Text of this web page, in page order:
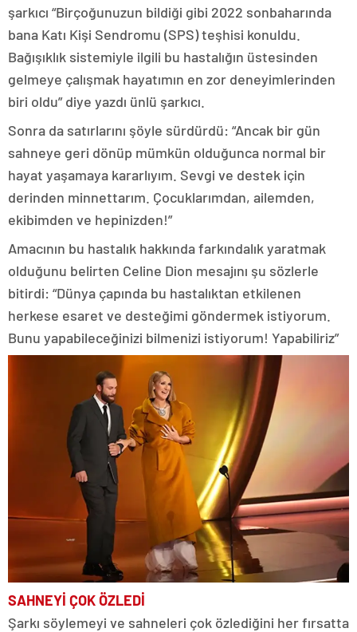
şarkıcı “Birçoğunuzun bildiği gibi 2022 sonbaharında
bana Katı Kişi Sendromu (SPS) teşhisi konuldu.
Bağışıklık sistemiyle ilgili bu hastalığın üstesinden
gelmeye çalışmak hayatımın en zor deneyimlerinden
biri oldu” diye yazdı ünlü şarkıcı.
Sonra da satırlarını şöyle sürdürdü: “Ancak bir gün
sahneye geri dönüp mümkün olduğunca normal bir
hayat yaşamaya kararlıyım. Sevgi ve destek için
derinden minnettarım. Çocuklarımdan, ailemden,
ekibimden ve hepinizden!”
Amacının bu hastalık hakkında farkındalık yaratmak
olduğunu belirten Celine Dion mesajını şu sözlerle
bitirdi: “Dünya çapında bu hastalıktan etkilenen
herkese esaret ve desteğimi göndermek istiyorum.
Bunu yapabileceğinizi bilmenizi istiyorum! Yapabiliriz”
SAHNEYİ ÇOK ÖZLEDİ
Şarkı söylemeyi ve sahneleri çok özlediğini her fırsatta